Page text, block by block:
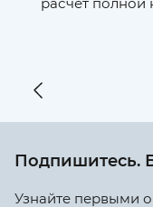
Подпишитесь.
Узнайте первыми